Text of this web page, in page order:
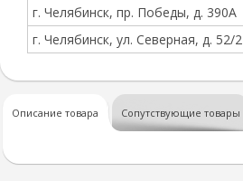
г. Челябинск, пр. Победы, д. 390А
г. Челябинск, ул. Северная, д. 52/2
Описание товара Сопутствующие товары